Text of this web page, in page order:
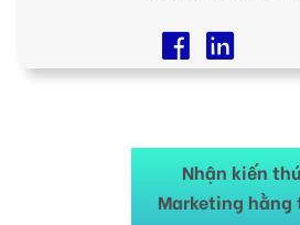
Nhận kiến
Marketing hằng